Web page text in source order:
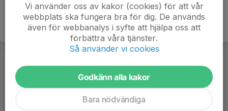
Vi använder oss av kakor (cookies) för att vår
webbplats ska fungera bra för dig. De används
även för webbanalys i syfte att hjälpa oss att
förbättra våra tjänster.
Så använder vi cookies
Godkänn alla kakor
Bara nödvändiga